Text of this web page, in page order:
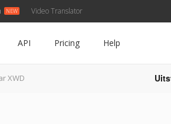
Video Translator
API Pricing Help
XWD